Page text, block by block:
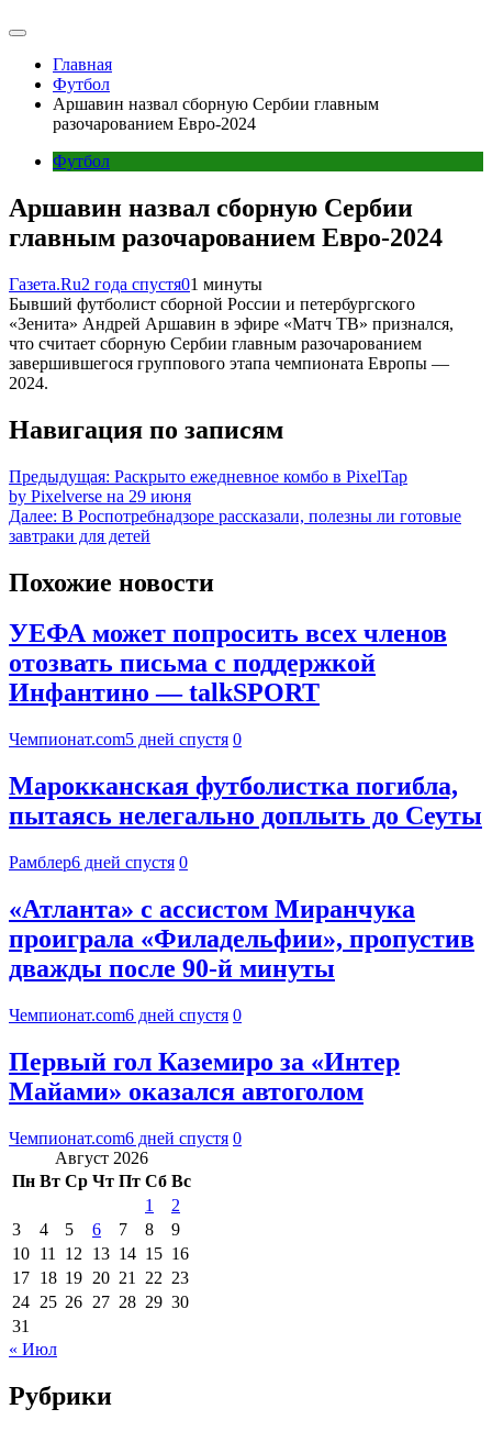
Главная
Футбол
Аршавин назвал сборную Сербии главным
разочарованием Евро-2024
Футбол
Аршавин назвал сборную Сербии
главным разочарованием Евро-2024
Газета.Ru2 года спустя01 минуты
Бывший футболист сборной России и петербургского
«Зенита» Андрей Аршавин в эфире «Матч ТВ» признался,
что считает сборную Сербии главным разочарованием
завершившегося группового этапа чемпионата Европы —
2024.
Навигация по записям
Предыдущая: Раскрыто ежедневное комбо в PixelTap
by Pixelverse на 29 июня
Далее: В Роспотребнадзоре рассказали, полезны ли готовые
завтраки для детей
Похожие новости
УЕФА может попросить всех членов
отозвать письма с поддержкой
Инфантино — talkSPORT
Чемпионат.com5 дней спустя 0
Марокканская футболистка погибла,
пытаясь нелегально доплыть до Сеуты
Рамблер6 дней спустя 0
«Атланта» с ассистом Миранчука
проиграла «Филадельфии», пропустив
дважды после 90-й минуты
Чемпионат.com6 дней спустя 0
Первый гол Каземиро за «Интер
Майами» оказался автоголом
Чемпионат.com6 дней спустя 0
Август 2026
Пн Вт Ср Чт Пт Сб Вс
1
2
3
4 5 6 7 8
9
10 11 12 13 14 15 16
17 18 19 20 21 22 23
24 25 26 27 28 29 30
31
« Июл
Рубрики